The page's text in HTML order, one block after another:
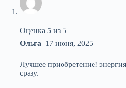
Оценка 5 из 5
Ольга–17 июня, 2025
Лучшее приобретение!
сразу.